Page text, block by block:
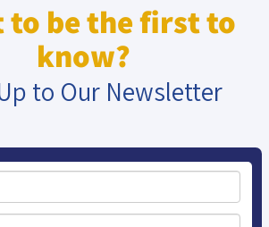
to be the first to
know?
to Our Newsletter